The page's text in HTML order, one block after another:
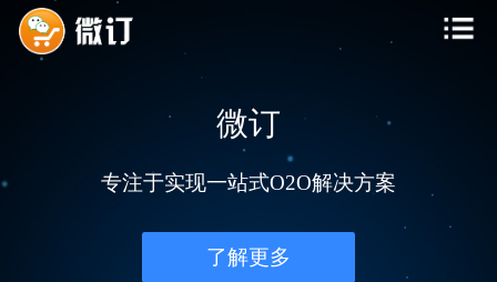
微订
专注于实现一站式O2O解决方案
了解更多